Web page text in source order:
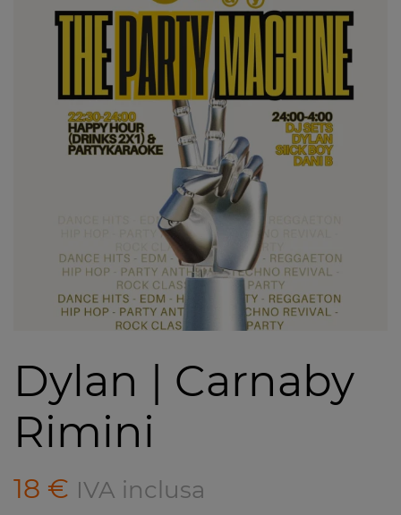
Dylan | Carnaby
Rimini
18 € IVA inclusa